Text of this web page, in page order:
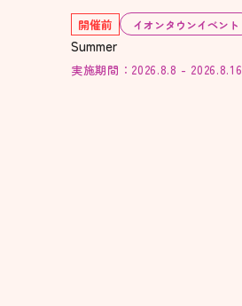
開催前 イオンタウンイベント
Summer
実施期間：2026.8.8 - 2026.8.16